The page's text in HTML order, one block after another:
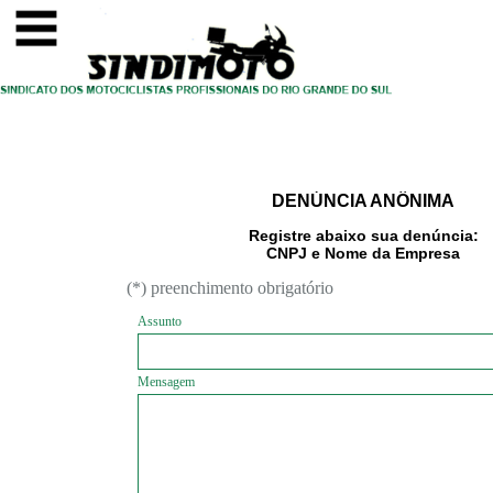
(*) preenchimento obrigatório
Assunto
Mensagem